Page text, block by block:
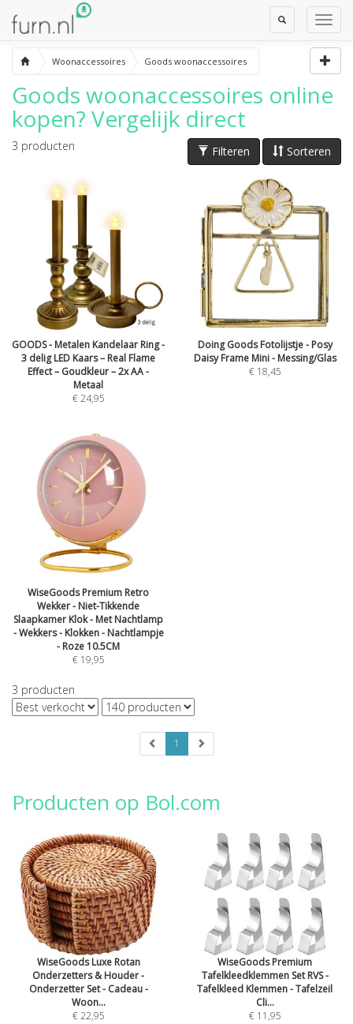
Toggle
Search
Woonaccessoires Goods woonaccessoires
Goods woonaccessoires online
kopen? Vergelijk direct
Sorteren
Filteren
3 producten
GOODS - Metalen Kandelaar Ring -
3 delig LED Kaars – Real Flame
Effect – Goudkleur – 2x AA -
Metaal
€24,95
Doing Goods Fotolijstje - Posy
Daisy Frame Mini - Messing/Glas
€ 18,45
WiseGoods Premium Retro
Wekker - Niet-Tikkende
Slaapkamer Klok - Met Nachtlamp
- Wekkers - Klokken - Nachtlampje
- Roze 10.5CM
€ 19,95
3 producten
1
Producten op Bol.com
WiseGoods Luxe Rotan
Onderzetters & Houder -
Onderzetter Set - Cadeau -
Woon...
€ 22,95
WiseGoods Premium
Tafelkleedklemmen Set RVS -
Tafelkleed Klemmen - Tafelzeil
Cli...
€ 11,95